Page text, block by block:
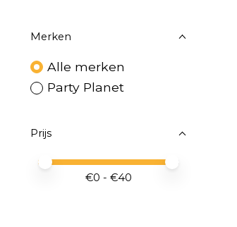
Merken
Alle merken
Party Planet
Prijs
Minimale prijswaarde
Price maximum value
€0 - €40